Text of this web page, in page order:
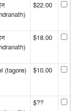
$22.00
$18.00
(tagore) $10.00
$??